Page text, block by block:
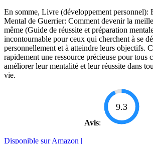
En somme, Livre (développement personnel):
Mental de Guerrier: Comment devenir la
même (Guide de réussite et préparation
incontournable pour ceux qui cherchent à se
personnellement et à atteindre leurs objectifs.
rapidement une ressource précieuse pour tous
améliorer leur mentalité et leur réussite dans
vie.
Avis:
9.3
Disponible sur Amazon |